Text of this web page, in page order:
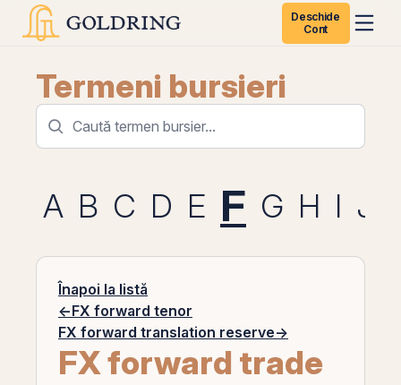
Deschide
Cont
Termeni bursieri
A B C D E F G H I J
Înapoi la listă
←FX forward tenor
FX forward translation reserve→
FX forward trade